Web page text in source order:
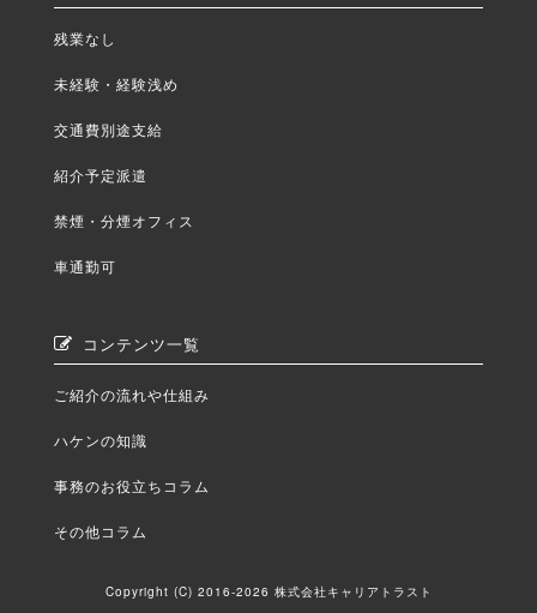
残業なし
未経験・経験浅め
交通費別途支給
紹介予定派遣
禁煙・分煙オフィス
車通勤可
コンテンツ一覧
ご紹介の流れや仕組み
ハケンの知識
事務のお役立ちコラム
その他コラム
Copyright (C) 2016-2026 株式会社キャリアトラスト